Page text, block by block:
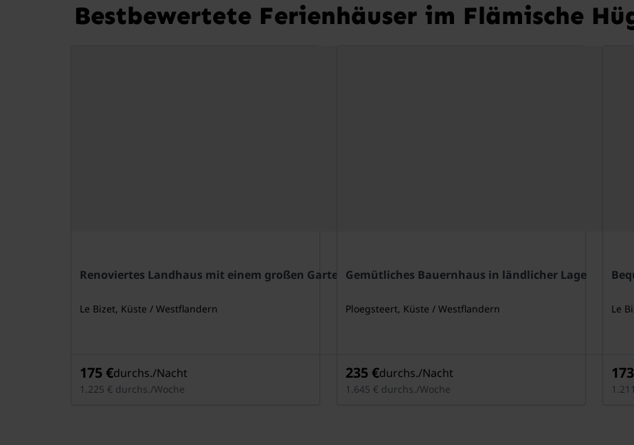
Bestbewertete Ferienhäuser im Flämische
Renoviertes Landhaus mit einem großen Garten
Le Bizet, Küste / Westflandern
175 €durchs./Nacht
1.225 € durchs./Woche
Gemütliches Bauernhaus in ländlicher Lage
Ploegsteert, Küste / Westflandern
235 €durchs./Nacht
1.645 € durchs./Woche
Le